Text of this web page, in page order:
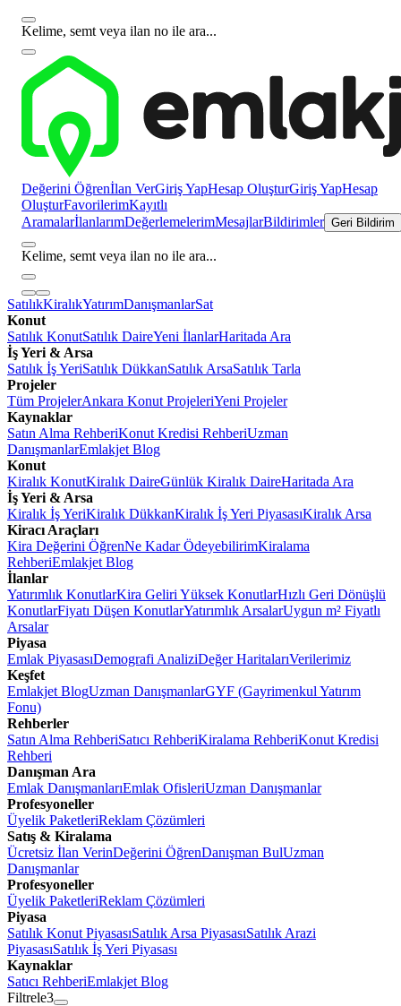
Kelime, semt veya ilan no ile ara...
Değerini Öğrenİlan VerGiriş YapHesap OluşturGiriş YapHesap
OluşturFavorilerimKayıtlı
AramalarİlanlarımDeğerlemelerimMesajlarBildirimler Geri Bildirim
Kelime, semt veya ilan no ile ara...
SatılıkKiralıkYatırımDanışmanlarSat
Konut
Satılık KonutSatılık DaireYeni İlanlarHaritada Ara
İş Yeri & Arsa
Satılık İş YeriSatılık DükkanSatılık ArsaSatılık Tarla
Projeler
Tüm ProjelerAnkara Konut ProjeleriYeni Projeler
Kaynaklar
Satın Alma RehberiKonut Kredisi RehberiUzman
DanışmanlarEmlakjet Blog
Konut
Kiralık KonutKiralık DaireGünlük Kiralık DaireHaritada Ara
İş Yeri & Arsa
Kiralık İş YeriKiralık DükkanKiralık İş Yeri PiyasasıKiralık Arsa
Kiracı Araçları
Kira Değerini ÖğrenNe Kadar ÖdeyebilirimKiralama
RehberiEmlakjet Blog
İlanlar
Yatırımlık KonutlarKira Geliri Yüksek KonutlarHızlı Geri Dönüşlü
KonutlarFiyatı Düşen KonutlarYatırımlık ArsalarUygun m² Fiyatlı
Arsalar
Piyasa
Emlak PiyasasıDemografi AnaliziDeğer HaritalarıVerilerimiz
Keşfet
Emlakjet BlogUzman DanışmanlarGYF (Gayrimenkul Yatırım
Fonu)
Rehberler
Satın Alma RehberiSatıcı RehberiKiralama RehberiKonut Kredisi
Rehberi
Danışman Ara
Emlak DanışmanlarıEmlak OfisleriUzman Danışmanlar
Profesyoneller
Üyelik PaketleriReklam Çözümleri
Satış & Kiralama
Ücretsiz İlan VerinDeğerini ÖğrenDanışman BulUzman
Danışmanlar
Profesyoneller
Üyelik PaketleriReklam Çözümleri
Piyasa
Satılık Konut PiyasasıSatılık Arsa PiyasasıSatılık Arazi
PiyasasıSatılık İş Yeri Piyasası
Kaynaklar
Satıcı RehberiEmlakjet Blog
Filtrele3